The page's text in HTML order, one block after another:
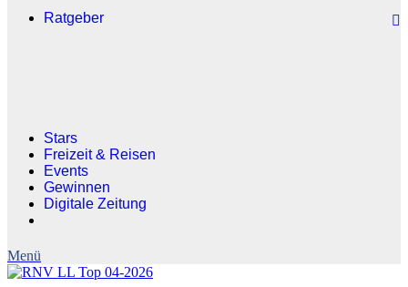
Ratgeber
Stars
Freizeit & Reisen
Events
Gewinnen
Digitale Zeitung